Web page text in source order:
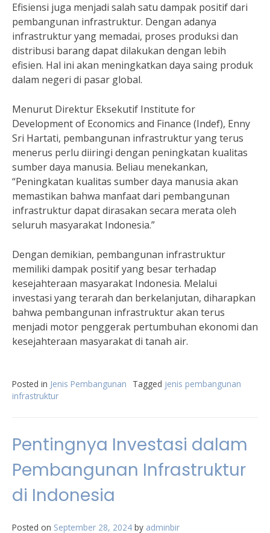
Efisiensi juga menjadi salah satu dampak positif dari
pembangunan infrastruktur. Dengan adanya
infrastruktur yang memadai, proses produksi dan
distribusi barang dapat dilakukan dengan lebih
efisien. Hal ini akan meningkatkan daya saing produk
dalam negeri di pasar global.
Menurut Direktur Eksekutif Institute for
Development of Economics and Finance (Indef), Enny
Sri Hartati, pembangunan infrastruktur yang terus
menerus perlu diiringi dengan peningkatan kualitas
sumber daya manusia. Beliau menekankan,
“Peningkatan kualitas sumber daya manusia akan
memastikan bahwa manfaat dari pembangunan
infrastruktur dapat dirasakan secara merata oleh
seluruh masyarakat Indonesia.”
Dengan demikian, pembangunan infrastruktur
memiliki dampak positif yang besar terhadap
kesejahteraan masyarakat Indonesia. Melalui
investasi yang terarah dan berkelanjutan, diharapkan
bahwa pembangunan infrastruktur akan terus
menjadi motor penggerak pertumbuhan ekonomi dan
kesejahteraan masyarakat di tanah air.
Posted in Jenis Pembangunan Tagged jenis pembangunan
infrastruktur
Pentingnya Investasi dalam
Pembangunan Infrastruktur
di Indonesia
Posted on September 28, 2024 by adminbir